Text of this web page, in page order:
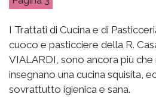
I Trattati di Cucina e di
cuoco e pasticciere della R.
VIALARDI, sono ancora più
insegnano una cucina squisita,
sovrattutto igienica e sana.